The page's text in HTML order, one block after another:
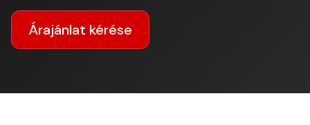
Árajánlat kérése